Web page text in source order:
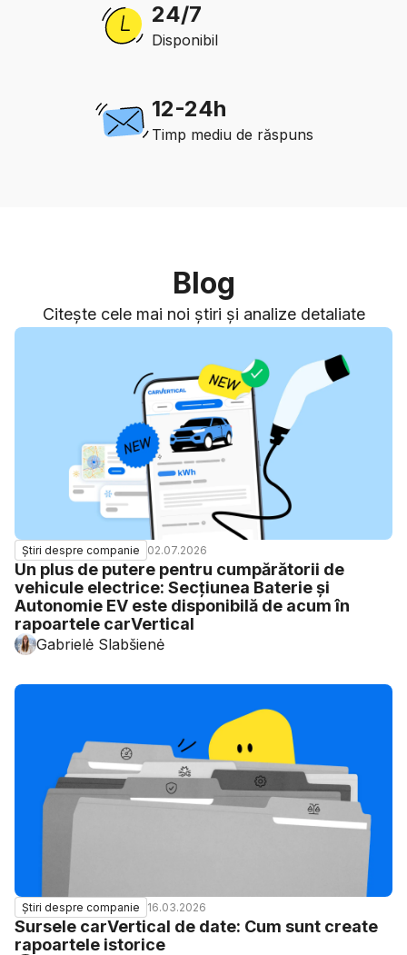
24/7
Disponibil
12-24h
Timp mediu de răspuns
Blog
Citește cele mai noi știri și analize detaliate
Știri despre companie 02.07.2026
Un plus de putere pentru cumpărătorii de
vehicule electrice: Secțiunea Baterie și
Autonomie EV este disponibilă de acum în
rapoartele carVertical
Gabrielė Slabšienė
Știri despre companie 16.03.2026
Sursele carVertical de date: Cum sunt create
rapoartele istorice